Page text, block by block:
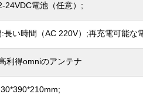
24VDC電池（任意）;
長い時間（AC 220V）;再充電可能な
利得omniのアンテナ